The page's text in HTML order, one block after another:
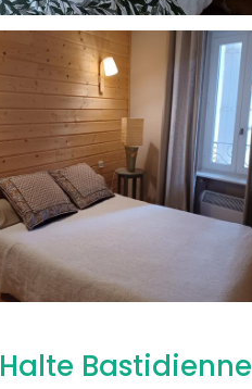
Halte Bastidienne